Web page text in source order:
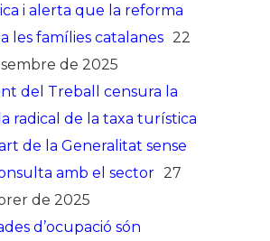
i alerta que la reforma
les famílies catalanes 22
de 2025
del Treball censura la
radical de la taxa turística
de la Generalitat sense
amb el sector 27
de 2025
d’ocupació són